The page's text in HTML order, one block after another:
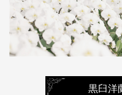
黒臼洋